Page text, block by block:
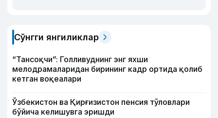
Сўнгги янгиликлар
“Тансоқчи”: Голливуднинг энг яхши
мелодрамаларидан бирининг кадр ортида қолиб
кетган воқеалари
Ўзбекистон ва Қирғизистон пенсия тўловлари
бўйича келишувга эришди